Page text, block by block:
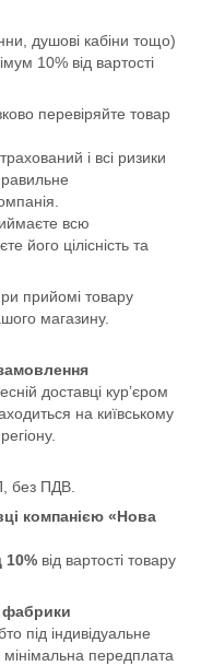
душові кабіни тощо)
10% від вартості
перевіряйте товар
і всі ризики
всю
його цілісність та
прийомі товару
магазину.
доставці кур’єром
на київському
без ПДВ.
компанією «Нова
10% від вартості товару
фабрики
під індивідуальне
передплата